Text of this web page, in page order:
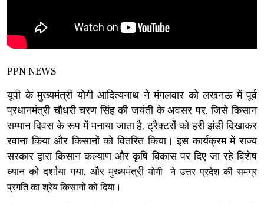
PPN NEWS
यूपी के मुख्यमंत्री योगी आदित्यनाथ ने मंगलवार को लखनऊ में पूर्व
प्रधानमंत्री चौधरी चरण सिंह की जयंती के अवसर पर, जिसे किसान
सम्मान दिवस के रूप में मनाया जाता है, ट्रैक्टरों को हरी झंडी दिखाकर
रवाना किया और किसानों को वितरित किया। इस कार्यक्रम में राज्य
सरकार द्वारा किसान कल्याण और कृषि विकास पर दिए जा रहे विशेष
ध्यान को दर्शाया गया, और मुख्यमंत्रीयोगी
ने उत्तर प्रदेश की समग्र
प्रगति का श्रेय किसानों को दिया।